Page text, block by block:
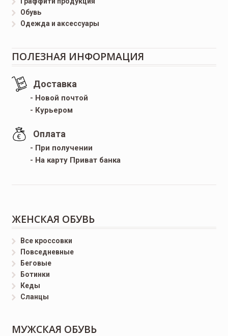
Обувь
Одежда и аксессуары
ПОЛЕЗНАЯ ИНФОРМАЦИЯ
Доставка
- Новой почтой
- Курьером
Оплата
- При получении
- На карту Приват банка
ЖЕНСКАЯ ОБУВЬ
Все кроссовки
Повседневные
Беговые
Ботинки
Кеды
Сланцы
МУЖСКАЯ ОБУВЬ